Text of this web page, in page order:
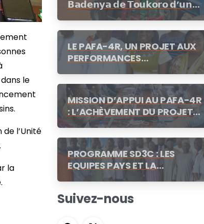
le
l’Unité
la
cotation
𝗕𝗮𝗱𝗲𝗻𝘆𝗮 𝗱𝗲 𝗧𝗼𝘂𝗸𝗼𝗿𝗼 𝗱’𝘂𝗻
𝗺𝗼𝘁𝗼𝗰𝘂𝗹𝘁𝗲𝘂𝗿
LE PAFA-4R, UN PROJET AUX
PERFORMANCES
SATISFAISANTES
MISSION D’APPUI AU PAFA-4R
: L’ACHÈVEMENT DU PROJET
AU CENTRE DES
CONCERTATIONS
PROGRAMME SD3C : LES
EQUIPES PAYS ET LA
COORDINATION REGIONALE SE
Suivez-nous